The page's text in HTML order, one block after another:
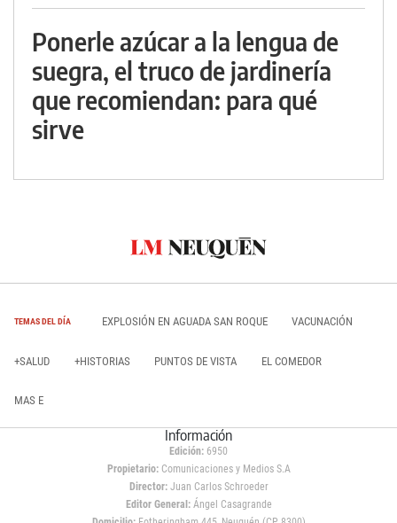
Ponerle azúcar a la lengua de
suegra, el truco de jardinería
que recomiendan: para qué
sirve
TEMAS DEL DÍA EXPLOSIÓN EN AGUADA SAN ROQUE VACUNACIÓN
+SALUD +HISTORIAS PUNTOS DE VISTA EL COMEDOR
MAS E
Información
Edición: 6950
Propietario:Comunicaciones y Medios S.A
Director: Juan Carlos Schroeder
Editor General:Ángel Casagrande